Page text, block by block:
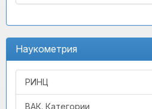
Наукометрия
РИНЦ
ВАК. Категории